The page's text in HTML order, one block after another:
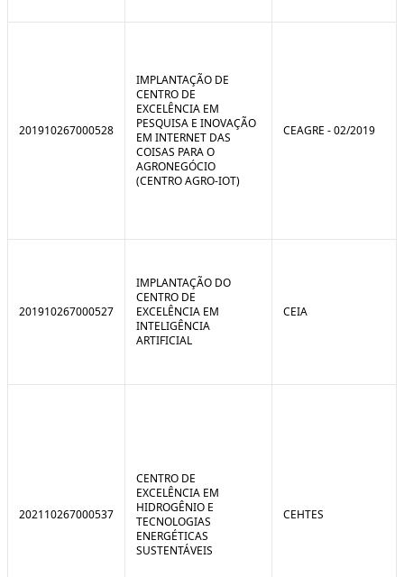
201910267000528
IMPLANTAÇÃO DE
CENTRO DE
EXCELÊNCIA EM
PESQUISA E INOVAÇÃO
EM INTERNET DAS
COISAS PARA O
AGRONEGÓCIO
(CENTRO AGRO-IOT)
CEAGRE - 02/2019
201910267000527
IMPLANTAÇÃO DO
CENTRO DE
EXCELÊNCIA EM
INTELIGÊNCIA
ARTIFICIAL
CEIA
202110267000537
CENTRO DE
EXCELÊNCIA EM
HIDROGÊNIO E
TECNOLOGIAS
ENERGÉTICAS
SUSTENTÁVEIS
CEHTES